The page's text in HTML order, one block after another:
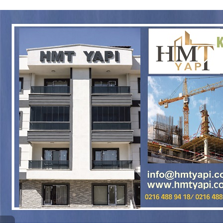
MHP Kartal’da Kongre Heyecanı: İlçe Olağan Kongresi 8